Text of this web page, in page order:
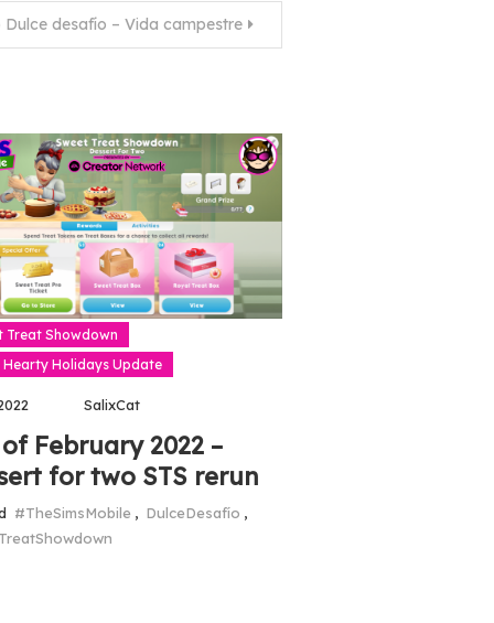
Dulce desafío – Vida campestre
Treat Showdown
Hearty Holidays Update
SalixCat
February 2022 –
for two STS rerun
#TheSimsMobile , DulceDesafío ,